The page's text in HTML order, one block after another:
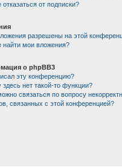
отказаться от подписки?
разрешены на этой
найти мои вложения?
о phpBB3
эту конференцию?
нет такой-то функции?
связаться по вопросу
связанных с этой конференцией?